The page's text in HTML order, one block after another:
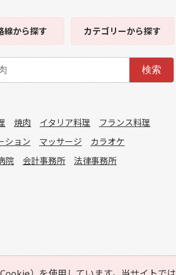
線から探す カテゴリーから探す
検索
焼肉 イタリア料理
フランス料理
ション マッサージ
カラオケ
院 会計事務所 法律事務所